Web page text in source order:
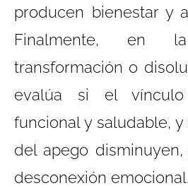
producen bienestar y
Finalmente, en
transformación o
evalúa si el
funcional y saludable,
del apego
desconexión emocional.